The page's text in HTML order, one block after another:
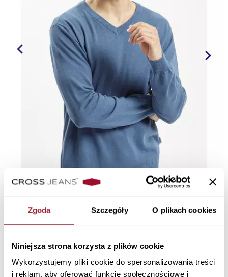
Zgoda Szczegóły O plikach cookies
Niniejsza strona korzysta z plików cookie
Wykorzystujemy pliki cookie do spersonalizowania treści
i reklam, aby oferować funkcje społecznościowe i
Materiał: 100% Bawełna
Kolor: INDIGO
34229-005 INDIGO